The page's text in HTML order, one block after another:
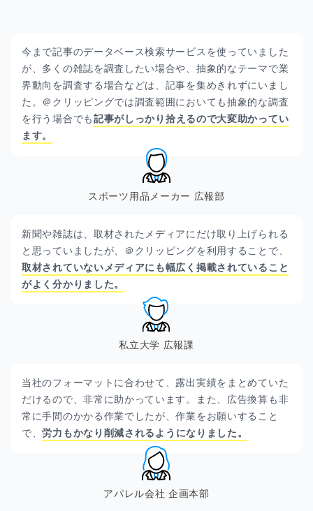
今まで記事のデータベース検索サービスを使っていました
が、多くの雑誌を調査したい場合や、抽象的なテーマで業
界動向を調査する場合などは、記事を集めきれずにいまし
た。＠クリッピングでは調査範囲においても抽象的な調査
を行う場合でも記事がしっかり拾えるので大変助かってい
ます。
スポーツ用品メーカー 広報部
新聞や雑誌は、取材されたメディアにだけ取り上げられる
と思っていましたが、＠クリッピングを利用することで、
取材されていないメディアにも幅広く掲載されていること
がよく分かりました。
私立大学 広報課
当社のフォーマットに合わせて、露出実績をまとめていた
だけるので、非常に助かっています。また、広告換算も非
常に手間のかかる作業でしたが、作業をお願いすること
で、労力もかなり削減されるようになりました。
アパレル会社 企画本部